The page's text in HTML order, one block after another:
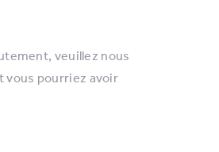
veuillez nous
vous pourriez avoir